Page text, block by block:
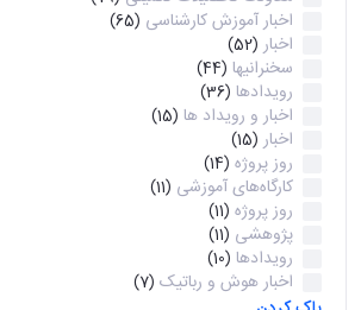
اخبار آموزش کارشناسی (65)
اخبار (52)
سخنرانیها (44)
رویدادها (36)
اخبار و رویداد ها (15)
اخبار (15)
روز پروژه (14)
کارگاه‌های آموزشی (11)
روز پروژه (11)
پژوهشی (11)
رویدادها (10)
اخبار هوش و رباتیک (7)